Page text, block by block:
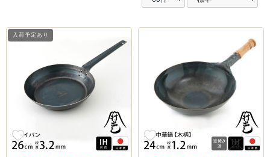
入荷予定あり